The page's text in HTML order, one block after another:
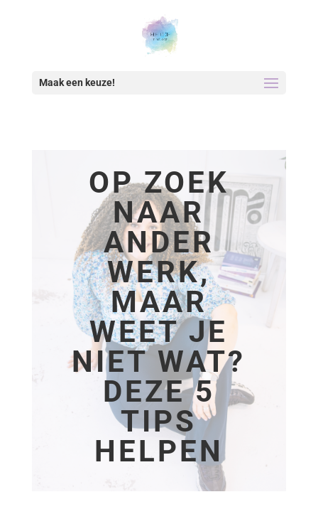
Maak een keuze!
OP ZOEK
NAAR
ANDER
WERK,
MAAR
WEET JE
NIET WAT?
DEZE 5
TIPS
HELPEN